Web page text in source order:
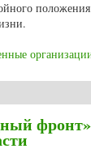
фронт»